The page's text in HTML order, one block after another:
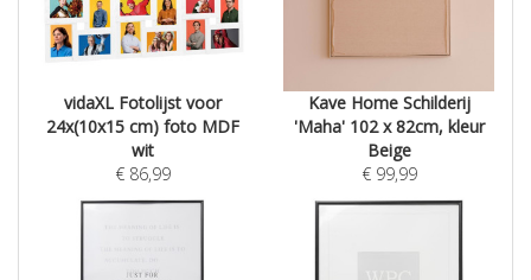
vidaXL Fotolijst voor
24x(10x15 cm) foto MDF
wit
€ 86,99
Kave Home Schilderij
'Maha' 102 x 82cm, kleur
Beige
€ 99,99